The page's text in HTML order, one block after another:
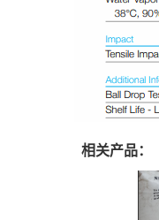
相关产品：